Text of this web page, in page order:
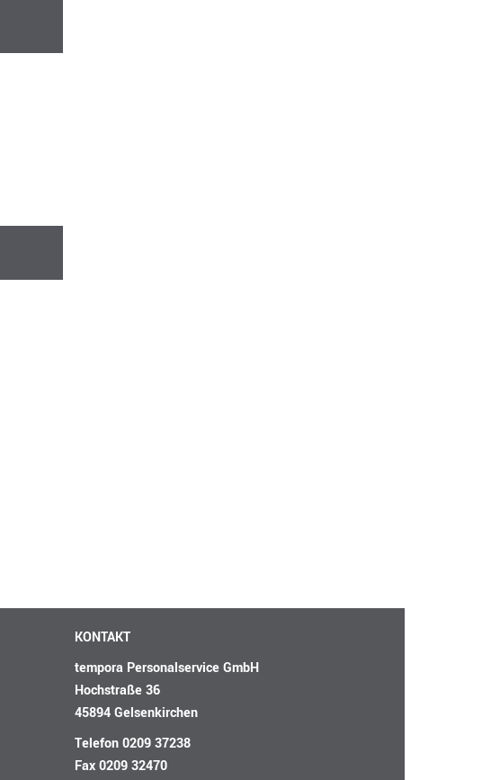
KONTAKT
tempora Personalservice GmbH
Hochstraße 36
45894 Gelsenkirchen
Telefon0209 37238
Fax 0209 32470